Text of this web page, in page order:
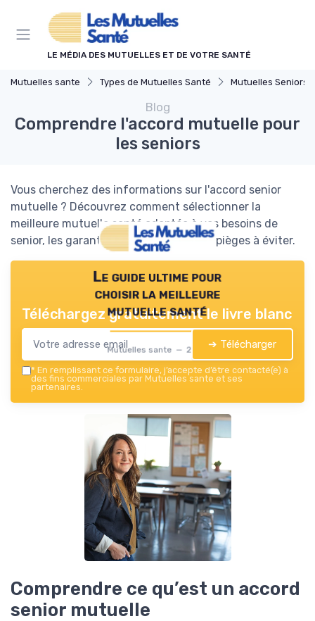
LE MÉDIA DES MUTUELLES ET DE VOTRE SANTÉ
Mutuelles sante Types de Mutuelles Santé Mutuelles Seniors
Blog
Comprendre l'accord mutuelle pour
les seniors
Vous cherchez des informations sur l'accord senior
mutuelle ? Découvrez comment sélectionner la
meilleure mutuelle santé adaptée à vos besoins de
senior, les garanties essentielles et les pièges à éviter.
Le guide ultime pour
choisir la meilleure
mutuelle santé
Mutuelles sante — 2026
Téléchargez gratuitement le livre blanc
➔ Télécharger
* En remplissant ce formulaire, j’accepte d’être contacté(e) à
des fins commerciales par Mutuelles sante et ses
partenaires.
Comprendre ce qu’est un accord
senior mutuelle